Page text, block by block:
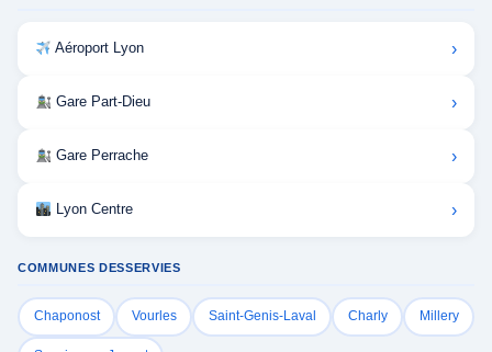
Aéroport Lyon ›
Gare Part-Dieu ›
Gare Perrache ›
Lyon Centre ›
COMMUNES DESSERVIES
Chaponost Vourles Saint-Genis-Laval Charly Millery